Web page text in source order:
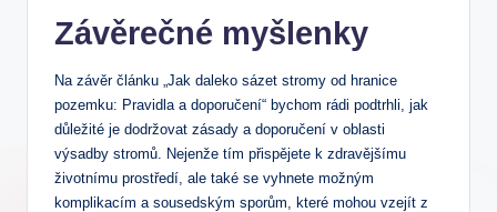
Závěrečné myšlenky
Na závěr článku „Jak daleko sázet stromy od hranice
pozemku: Pravidla a doporučení“ bychom rádi podtrhli, jak
důležité je dodržovat zásady a doporučení v oblasti
výsadby stromů. Nejenže tím přispějete k zdravějšímu
životnímu prostředí, ale také se vyhnete možným
komplikacím a sousedským sporům, které mohou vzejít z